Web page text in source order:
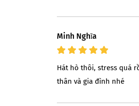
Minh Nghĩa
Hát hò thôi, stress quá
thân và gia đình nhé